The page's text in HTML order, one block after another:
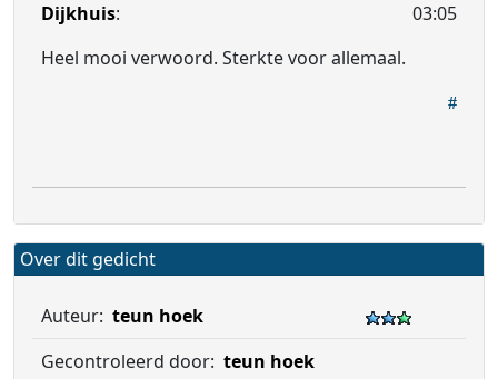
Dijkhuis:
03:05
Heel mooi verwoord. Sterkte voor allemaal.
Over dit gedicht
Auteur: teun hoek
Gecontroleerd door: teun hoek